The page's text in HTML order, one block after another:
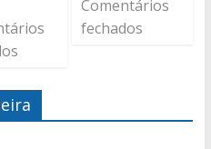
Comentários
fechados